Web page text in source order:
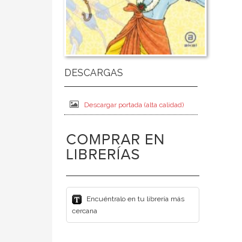
Descargar portada (alta calidad)
COMPRAR EN
LIBRERÍAS
Encuéntralo en tu librería más
cercana